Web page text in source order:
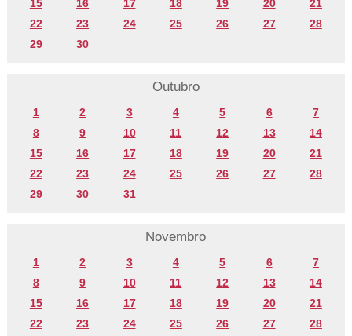
15 16 17 18 19 20
21
22
23 24 25 26 27
28
29
30
Outubro
1 2 3 4 5 6
7
8
9 10 11 12 13
14
15
16 17 18 19 20
21
22
23 24 25 26 27
28
29
30 31
Novembro
1 2 3 4 5 6
7
8
9 10 11 12 13
14
15
16 17 18 19 20
21
22
23 24 25 26 27
28